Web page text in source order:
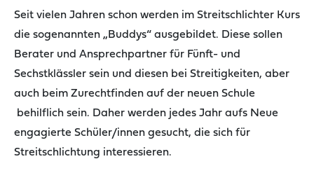
Seit vielen Jahren schon werden im Streitschlichter Kurs
die sogenannten „Buddys“ ausgebildet. Diese sollen
Berater und Ansprechpartner für Fünft- und
Sechstklässler sein und diesen bei Streitigkeiten, aber
auch beim Zurechtfinden auf der neuen Schule
behilflich sein. Daher werden jedes Jahr aufs Neue
engagierte Schüler/innen gesucht, die sich für
Streitschlichtung interessieren.